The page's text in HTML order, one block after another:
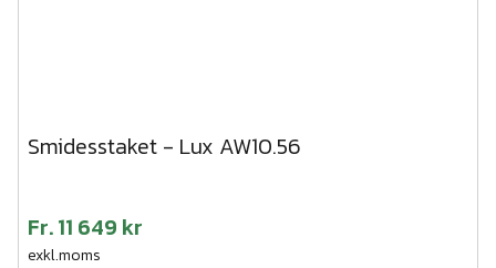
Smidesstaket - Lux AW10.56
Fr.11 649 kr
exkl.moms